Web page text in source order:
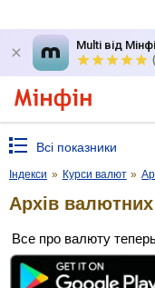
Multi від
Всі показники
Індекси » Курси валют »
Архів валютних
Все про валюту